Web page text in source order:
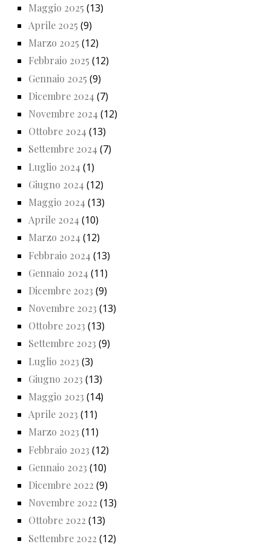
Maggio 2025 (13)
Aprile 2025 (9)
Marzo 2025 (12)
Febbraio 2025 (12)
Gennaio 2025 (9)
Dicembre 2024 (7)
Novembre 2024 (12)
Ottobre 2024 (13)
Settembre 2024 (7)
Luglio 2024 (1)
Giugno 2024 (12)
Maggio 2024 (13)
Aprile 2024 (10)
Marzo 2024 (12)
Febbraio 2024 (13)
Gennaio 2024 (11)
Dicembre 2023 (9)
Novembre 2023 (13)
Ottobre 2023 (13)
Settembre 2023 (9)
Luglio 2023 (3)
Giugno 2023 (13)
Maggio 2023 (14)
Aprile 2023 (11)
Marzo 2023 (11)
Febbraio 2023 (12)
Gennaio 2023 (10)
Dicembre 2022 (9)
Novembre 2022 (13)
Ottobre 2022 (13)
Settembre 2022 (12)